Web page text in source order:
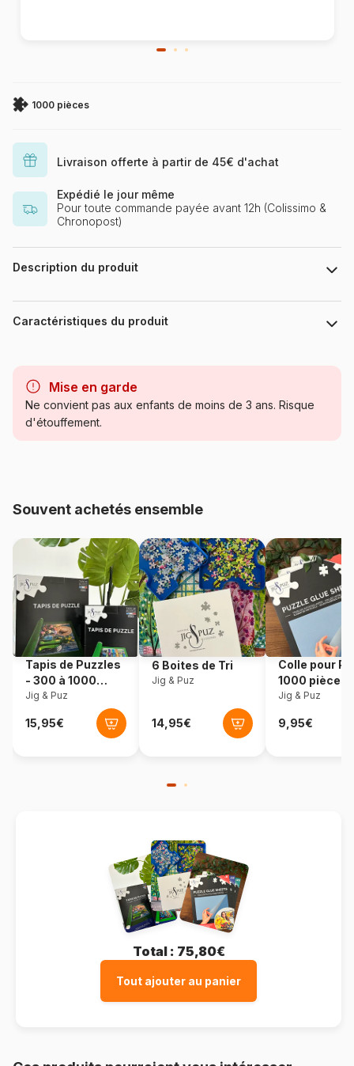
1000 pièces
Livraison offerte à partir de 45€ d'achat
Expédié le jour même
Pour toute commande payée avant 12h (Colissimo &
Chronopost)
Description du produit
Lars Stewart / MGL
Caractéristiques du produit
Catégorie Puzzles - Déco Culinaire
Référence Bluebird-Puzzle-F-90916
EAN 3663384909160
Nombre de pièces 1000 pièces
Dimensions 69 x 48 cm
Matière primaire
Format boîte Boîte en carton
Mise en garde
Ne convient pas aux enfants de moins de 3 ans. Risque
d'étouffement.
Souvent achetés ensemble
Tapis de Puzzles
- 300 à 1000
pièces
Jig & Puz
6 Boites de Tri
Jig & Puz
Colle pour
1000 pièces
Jig & Puz
Total : 75,80€
Tout ajouter au panier